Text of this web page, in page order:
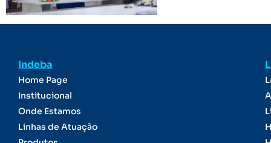
Indeba
Home Page
Institucional
Onde Estamos
Linhas de Atuação